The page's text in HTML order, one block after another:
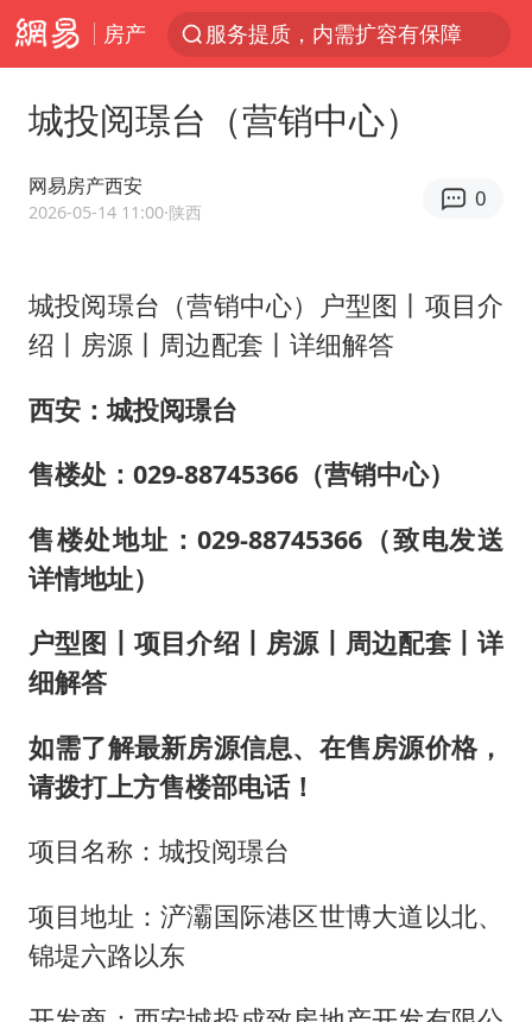
房产
服务提质，内需扩容有保障
美股收盘：道指再创历史新高
强台风白海豚逐渐向我国靠近
被一条街帮助的“煎饼叔叔”去世
“老头乐”悬挂“蒙H好几个8”上路
湖北公开征集涉黑涉恶线索
中方公布5项对美反制措施
13岁少年白天写作业晚上夜市炒粉
城投阅璟台（营销中心）
网易房产西安
2026-05-14 11:00·陕西
0
城投阅璟台（营销中心）户型图丨项目介
绍丨房源丨周边配套丨详细解答
西安：城投阅璟台
售楼处：029-88745366（营销中心）
售楼处地址：029-88745366（致电发送
详情地址）
户型图丨项目介绍丨房源丨周边配套丨详
细解答
如需了解最新房源信息、在售房源价格，
请拨打上方售楼部电话！
项目名称：城投阅璟台
项目地址：浐灞国际港区世博大道以北、
锦堤六路以东